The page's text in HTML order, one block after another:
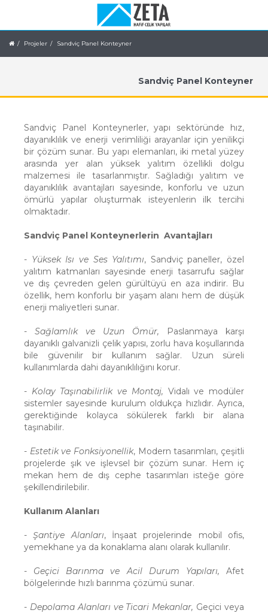
Projeler Sandviç Panel Konteyner
Sandviç Panel Konteyner
Sandviç Panel Konteynerler, yapı sektöründe hız,
dayanıklılık ve enerji verimliliği arayanlar için yenilikçi
bir çözüm sunar. Bu yapı elemanları, iki metal yüzey
arasında yer alan yüksek yalıtım özellikli dolgu
malzemesi ile tasarlanmıştır. Sağladığı yalıtım ve
dayanıklılık avantajları sayesinde, konforlu ve uzun
ömürlü yapılar oluşturmak isteyenlerin ilk tercihi
olmaktadır.
Sandviç Panel Konteynerlerin Avantajları
- Yüksek Isı ve Ses Yalıtımı, Sandviç paneller, özel
yalıtım katmanları sayesinde enerji tasarrufu sağlar
ve dış çevreden gelen gürültüyü en aza indirir. Bu
özellik, hem konforlu bir yaşam alanı hem de düşük
enerji maliyetleri sunar.
- Sağlamlık ve Uzun Ömür, Paslanmaya karşı
dayanıklı galvanizli çelik yapısı, zorlu hava koşullarında
bile güvenilir bir kullanım sağlar. Uzun süreli
kullanımlarda dahi dayanıklılığını korur.
- Kolay Taşınabilirlik ve Montaj, Vidalı ve modüler
sistemler sayesinde kurulum oldukça hızlıdır. Ayrıca,
gerektiğinde kolayca sökülerek farklı bir alana
taşınabilir.
- Estetik ve Fonksiyonellik, Modern tasarımları, çeşitli
projelerde şık ve işlevsel bir çözüm sunar. Hem iç
mekan hem de dış cephe tasarımları isteğe göre
şekillendirilebilir.
Kullanım Alanları
- Şantiye Alanları, İnşaat projelerinde mobil ofis,
yemekhane ya da konaklama alanı olarak kullanılır.
- Geçici Barınma ve Acil Durum Yapıları, Afet
bölgelerinde hızlı barınma çözümü sunar.
- Depolama Alanları ve Ticari Mekanlar, Geçici veya